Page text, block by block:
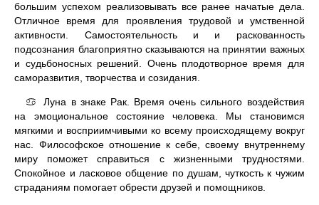
большим успехом реализовывать все ранее начатые дела.
Отличное время для проявления трудовой и умственной
активности. Самостоятельность и и раскованность
подсознания благоприятно сказываются на принятии важных
и судьбоносных решений. Очень плодотворное время для
саморазвития, творчества и созидания.
♋
Луна в знаке Рак. Время очень сильного воздействия
на эмоциональное состояние человека. Мы становимся
мягкими и восприимчивыми ко всему происходящему вокруг
нас. Философское отношение к себе, своему внутреннему
миру поможет справиться с жизненными трудностями.
Спокойное и ласковое общение по душам, чуткость к чужим
страданиям помогает обрести друзей и помощников.